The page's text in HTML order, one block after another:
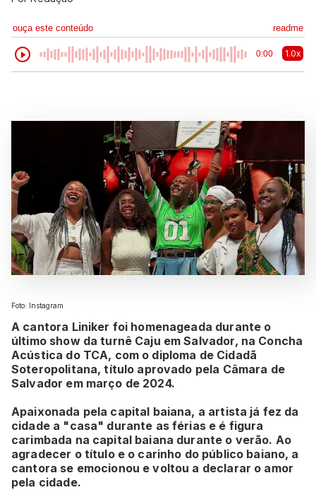
ouça este conteúdo readme
0:00 1.0x
Foto: Instagram
A cantora Liniker foi homenageada durante o
último show da turnê Caju em Salvador, na Concha
Acústica do TCA, com o diploma de Cidadã
Soteropolitana, título aprovado pela Câmara de
Salvador em março de 2024.
Apaixonada pela capital baiana, a artista já fez da
cidade a "casa" durante as férias e é figura
carimbada na capital baiana durante o verão. Ao
agradecer o título e o carinho do público baiano, a
cantora se emocionou e voltou a declarar o amor
pela cidade.